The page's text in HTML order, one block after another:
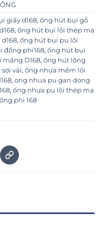
giấy d168, ống hút bụi gỗ
, ống hút bụi lõi thép mạ
, ống hút bụi pu lõi
đồng phi168, ống hút bụi
măng D168, ống hút lông
vải, ống nhựa mềm lõi
, ong nhua pu gan dong
, ống nhựa pu lõi thép mạ
phi 168